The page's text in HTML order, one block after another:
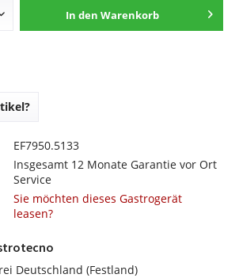
In den Warenkorb
EF7950.5133
Insgesamt 12 Monate Garantie vor Ort
Service
Sie möchten dieses Gastrogerät
leasen?
Deutschland (Festland)